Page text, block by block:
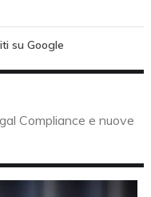
su Google
Compliance e nuove